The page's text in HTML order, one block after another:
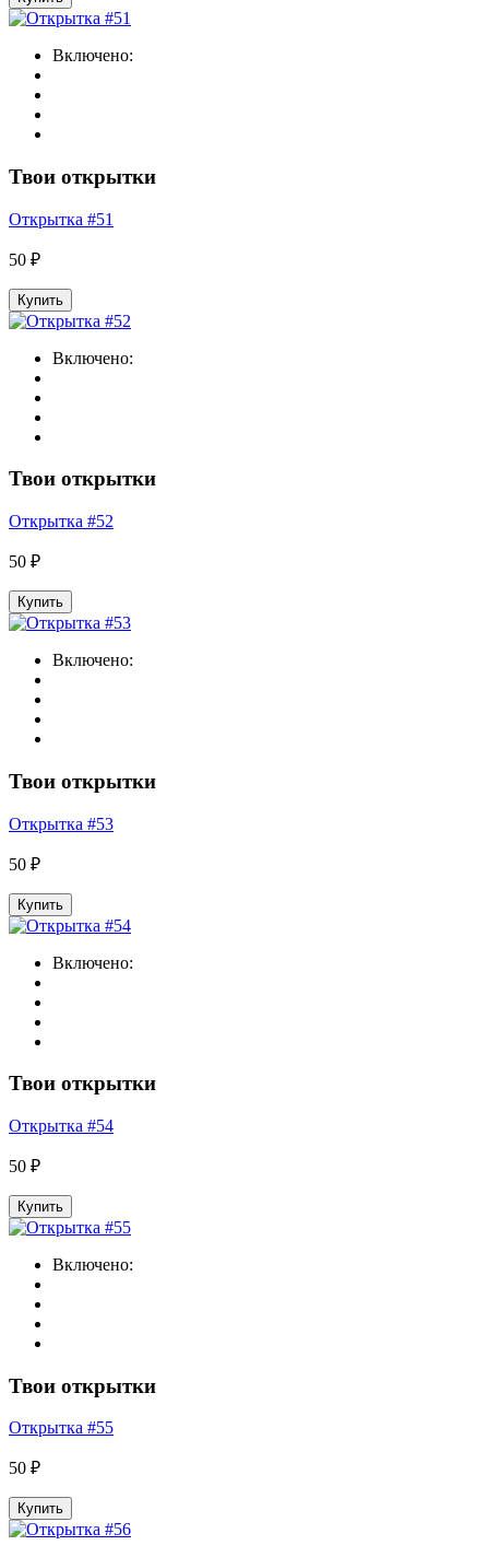
Включено:
Твои открытки
Открытка #51
50 ₽
Купить
Включено:
Твои открытки
Открытка #52
50 ₽
Купить
Включено:
Твои открытки
Открытка #53
50 ₽
Купить
Включено:
Твои открытки
Открытка #54
50 ₽
Купить
Включено:
Твои открытки
Открытка #55
50 ₽
Купить